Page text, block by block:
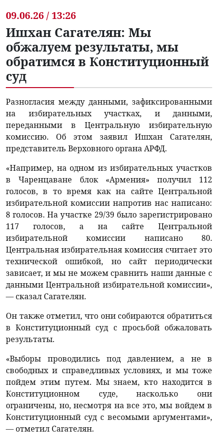
09.06.26 / 13:26
Ишхан Сагателян: Мы
обжалуем результаты, мы
обратимся в Конституционный
суд
Разногласия между данными, зафиксированными
на избирательных участках, и данными,
переданными в Центральную избирательную
комиссию. Об этом заявил Ишхан Сагателян,
представитель Верховного органа АРФД.
«Например, на одном из избирательных участков
в Чаренцаване блок «Армения» получил 112
голосов, в то время как на сайте Центральной
избирательной комиссии напротив нас написано:
8 голосов. На участке 29/39 было зарегистрировано
117 голосов, а на сайте Центральной
избирательной комиссии написано 80.
Центральная избирательная комиссия считает это
технической ошибкой, но сайт периодически
зависает, и мы не можем сравнить наши данные с
данными Центральной избирательной комиссии»,
— сказал Сагателян.
Он также отметил, что они собираются обратиться
в Конституционный суд с просьбой обжаловать
результаты.
«Выборы проводились под давлением, а не в
свободных и справедливых условиях, и мы тоже
пойдем этим путем. Мы знаем, кто находится в
Конституционном суде, насколько они
ограничены, но, несмотря на все это, мы войдем в
Конституционный суд с весомыми аргументами»,
— отметил Сагателян.